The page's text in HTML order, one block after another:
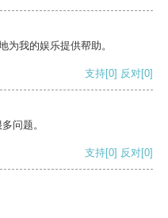
为我的娱乐提供帮助。
支持[0] 反对[0]
问题。
支持[0] 反对[0]